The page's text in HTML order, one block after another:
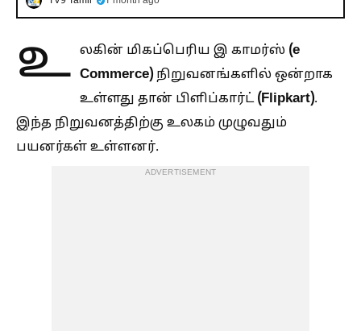
உ லகின் மிகப்பெரிய இ காமர்ஸ் (e
Commerce) நிறுவனங்களில் ஒன்றாக
உள்ளது தான் பிளிப்கார்ட் (Flipkart).
இந்த நிறுவனத்திற்கு உலகம் முழுவதும்
பயனர்கள் உள்ளனர்.
ADVERTISEMENT